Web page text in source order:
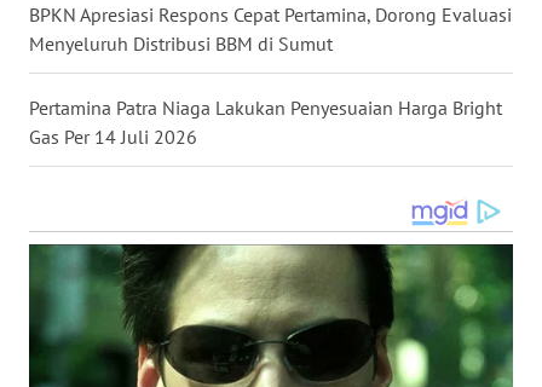
BPKN Apresiasi Respons Cepat Pertamina, Dorong Evaluasi
Menyeluruh Distribusi BBM di Sumut
Pertamina Patra Niaga Lakukan Penyesuaian Harga Bright
Gas Per 14 Juli 2026
KALTARA
WN
KALSEL
WN
SULSEL
WN
GORONTALO